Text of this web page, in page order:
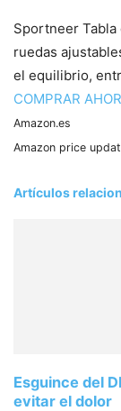
Sportneer
ruedas
el equilibrio,
COMPRAR
Amazon.es
Amazon price
Artículos
Esguince del
evitar el dolor